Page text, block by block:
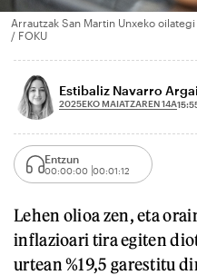
Arrautzak San Martin Unxeko
/ FOKU
Estibaliz Navarro
2025EKO MAIATZAREN 14A
Entzun
00:00:00 00:01:12
Lehen olioa zen, eta
inflazioari tira egiten
urtean %19,5 garestitu